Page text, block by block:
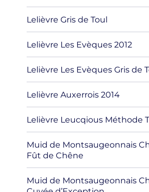
Lelièvre Gris de Toul
Lelièvre Les Evèques 2012
Lelièvre Les Evèques Gris de
Lelièvre Auxerrois 2014
Lelièvre Leucqious Méthode
Muid de Montsaugeonnais
Fût de Chêne
Muid de Montsaugeonnais